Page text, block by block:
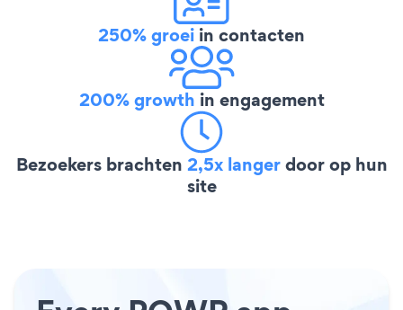
250% groei in contacten
200% growth in engagement
Bezoekers brachten 2,5x langerdoor op hun
site